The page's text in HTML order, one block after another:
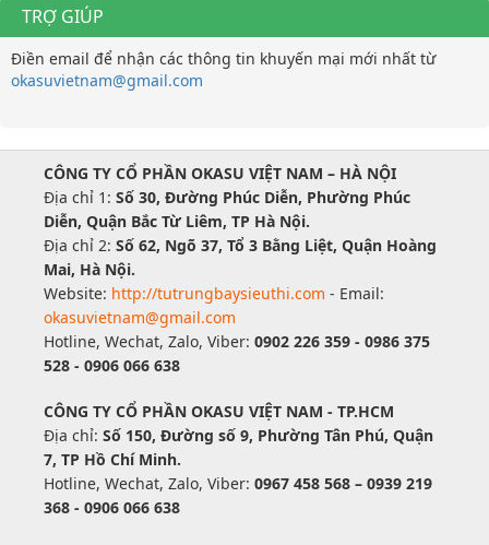
TRỢ GIÚP
Điền email để nhận các thông tin khuyến mại mới nhất từ
okasuvietnam@gmail.com
CÔNG TY CỔ PHẦN OKASU VIỆT NAM – HÀ NỘI
Địa chỉ 1: Số 30, Đường Phúc Diễn, Phường Phúc
Diễn, Quận Bắc Từ Liêm, TP Hà Nội.
Địa chỉ 2: Số 62, Ngõ 37, Tổ 3 Bằng Liệt, Quận Hoàng
Mai, Hà Nội.
Website: http://tutrungbaysieuthi.com - Email:
okasuvietnam@gmail.com
Hotline, Wechat, Zalo, Viber: 0902 226 359 - 0986 375
528 - 0906 066 638
CÔNG TY CỔ PHẦN OKASU VIỆT NAM - TP.HCM
Địa chỉ: Số 150, Đường số 9, Phường Tân Phú, Quận
7, TP Hồ Chí Minh.
Hotline, Wechat, Zalo, Viber: 0967 458 568 – 0939 219
368 - 0906 066 638